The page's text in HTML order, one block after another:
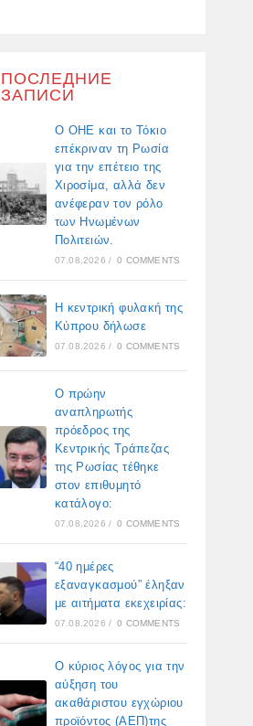
ПОСЛЕДНИЕ
ЗАПИСИ
Ο ΟΗΕ και το Τόκιο
επέκριναν τη Ρωσία
για την επέτειο της
Χιροσίμα, αλλά δεν
ανέφεραν τον ρόλο
των Ηνωμένων
Πολιτειών.
07.08.2026 / 0 COMMENTS
Η κεντρική φυλακή της
Κύπρου δήλωσε
07.08.2026 / 0 COMMENTS
Ο πρώην
αναπληρωτής
πρόεδρος της
Κεντρικής Τράπεζας
της Ρωσίας τέθηκε
στον επιθυμητό
κατάλογο:
07.08.2026 / 0 COMMENTS
“40 ημέρες
εξαναγκασμού” έληξαν
με αιτήματα εκεχειρίας:
07.08.2026 / 0 COMMENTS
Ο κύριος λόγος για την
αύξηση του
ακαθάριστου εγχώριου
προϊόντος (ΑΕΠ)της